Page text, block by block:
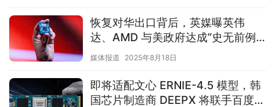
恢复对华出口背后，英媒曝英伟
达、AMD 与美政府达成“史无前例”
协议
媒体报道 2025年8月18日
即将适配文心 ERNIE-4.5 模型，韩
国芯片制造商 DEEPX 将联手百度发